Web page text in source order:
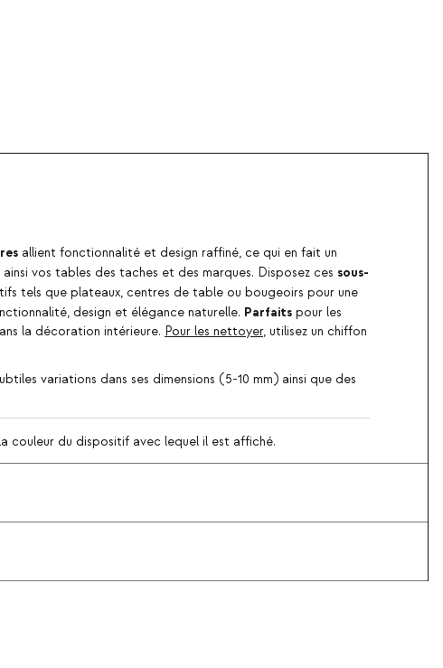
allient fonctionnalité et design raffiné, ce qui en fait un
vos tables des taches et des marques. Disposez ces sous-
tels que plateaux, centres de table ou bougeoirs pour une
design et élégance naturelle. Parfaits pour les
la décoration intérieure. Pour les nettoyer, utilisez un chiffon
variations dans ses dimensions (5-10 mm) ainsi que des
couleur du dispositif avec lequel il est affiché.